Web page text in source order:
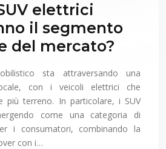
elettrici
il segmento
del mercato?
sta attraversando una
con i veicoli elettrici che
più terreno. In particolare, i SUV
come una categoria di
i consumatori, combinando la
con i…